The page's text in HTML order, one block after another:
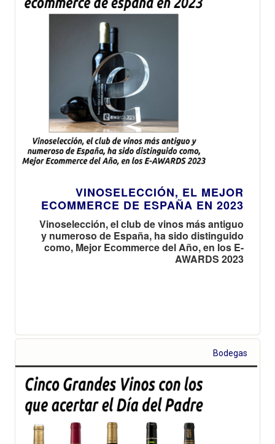
VINOSELECCIÓN, EL MEJOR
ECOMMERCE DE ESPAÑA EN 2023
Vinoselección, el club de vinos más antiguo
y numeroso de España, ha sido distinguido
como, Mejor Ecommerce del Año, en los E-
AWARDS 2023
Bodegas